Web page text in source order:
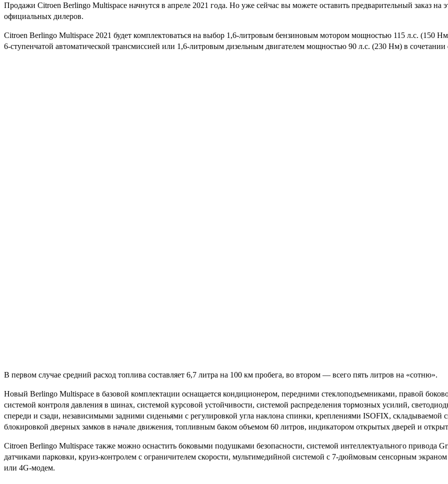
Продажи Citroen Berlingo Multispace начнутся в апреле 2021 года. Но уже сейчас вы можете оставить предварительный заказ
официальных дилеров.
Citroen Berlingo Multispace 2021 будет комплектоваться на выбор 1,6-литровым бензиновым мотором мощностью 115 л.с. (150
6-ступенчатой автоматической трансмиссией или 1,6-литровым дизельным двигателем мощностью 90 л.с. (230 Нм) в сочетании
В первом случае средний расход топлива составляет 6,7 литра на 100 км пробега, во втором — всего пять литров на «сотню».
Новый Berlingo Multispace в базовой комплектации оснащается кондиционером, передними стеклоподъемниками, правой
системой контроля давления в шинах, системой курсовой устойчивости, системой распределения тормозных усилий,
спереди и сзади, независимыми задними сиденьями с регулировкой угла наклона спинки, креплениями ISOFIX, складываемой
блокировкой дверных замков в начале движения, топливным баком объемом 60 литров, индикатором открытых дверей и
Citroen Berlingo Multispace также можно оснастить боковыми подушками безопасности, системой интеллектуального привода
датчиками парковки, круиз-контролем с ограничителем скорости, мультимедийной системой с 7-дюймовым сенсорным
или 4G-модем.